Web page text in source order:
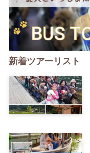
新着ツアーリスト